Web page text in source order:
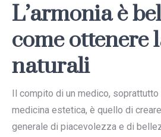
L’armonia è
come ottenere
naturali
Il compito di un medico,
medicina estetica, è quello di
generale di piacevolezza e di